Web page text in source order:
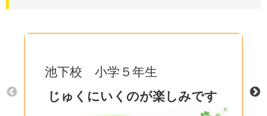
池下校 小学５年生
じゅくにいくのが楽しみです